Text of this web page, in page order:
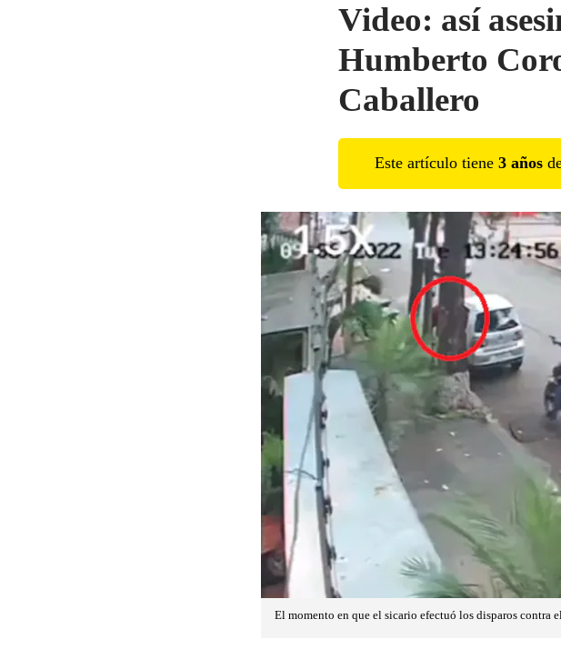
Video: así
Humberto
Caballero
Este artículo tiene 3 años
El momento en que el sicario efectuó los disparos contra